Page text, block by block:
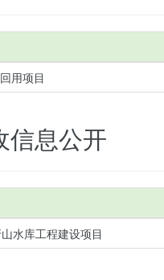
用项目
信息公开
水库工程建设项目